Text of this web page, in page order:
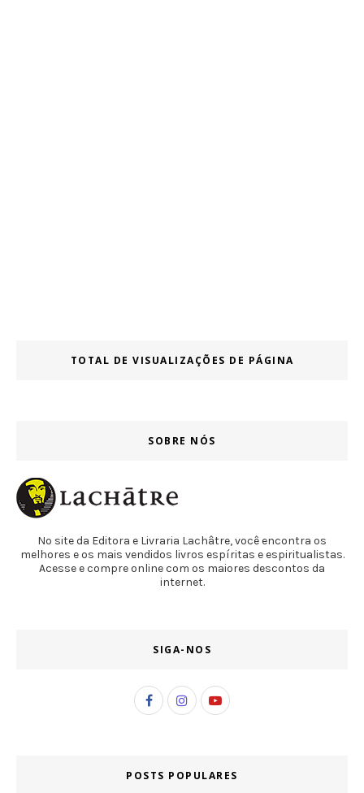
TOTAL DE VISUALIZAÇÕES DE PÁGINA
SOBRE NÓS
No site da Editora e Livraria Lachâtre, você encontra os
melhores e os mais vendidos livros espíritas e espiritualistas.
Acesse e compre online com os maiores descontos da
internet.
SIGA-NOS
POSTS POPULARES